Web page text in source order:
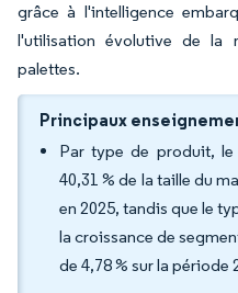
grâce à l'intelligence
l'utilisation évolutive de la
palettes.
Principaux
Par type de produit,
40,31 % de la taille du
en 2025, tandis que le
la croissance de
de 4,78 % sur la période